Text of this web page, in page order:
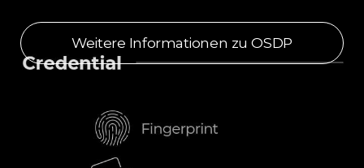
Weitere Informationen zu OSDP